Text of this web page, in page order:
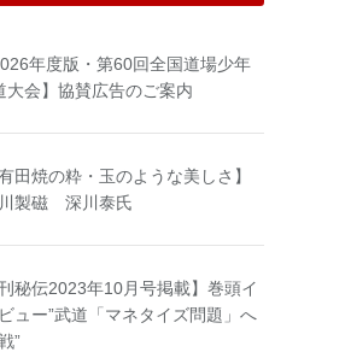
年度版・第60回全国道場少年
大会】協賛広告のご案内
有田焼の粋・玉のような美しさ】
製磁 深川泰氏
刊秘伝2023年10月号掲載】巻頭イ
ュー”武道「マネタイズ問題」へ
”